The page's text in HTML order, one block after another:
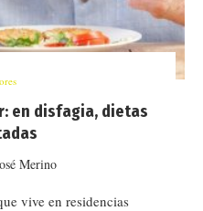
en disfagia, dietas
Merino
vive en residencias